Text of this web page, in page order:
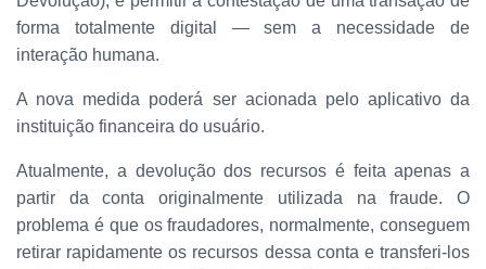
forma totalmente digital — sem a necessidade de
interação humana.
A nova medida poderá ser acionada pelo aplicativo da
instituição financeira do usuário.
Atualmente, a devolução dos recursos é feita apenas a
partir da conta originalmente utilizada na fraude. O
problema é que os fraudadores, normalmente, conseguem
retirar rapidamente os recursos dessa conta e transferi-los